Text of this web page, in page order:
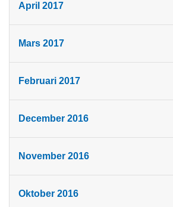
April 2017
Mars 2017
Februari 2017
December 2016
November 2016
Oktober 2016